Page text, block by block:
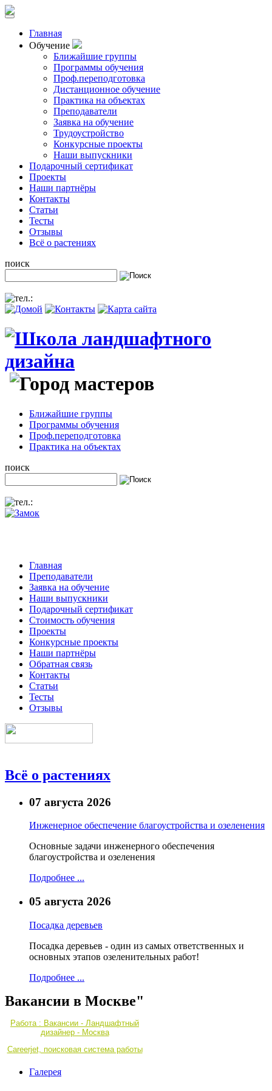
Главная
Обучение
Ближайшие группы
Программы обучения
Проф.переподготовка
Дистанционное обучение
Практика на объектах
Преподаватели
Заявка на обучение
Трудоустройство
Конкурсные проекты
Наши выпускники
Подарочный сертификат
Проекты
Наши партнёры
Контакты
Статьи
Тесты
Отзывы
Всё о растениях
поиск
Ближайшие группы
Программы обучения
Проф.переподготовка
Практика на объектах
поиск
Главная
Преподаватели
Заявка на обучение
Наши выпускники
Подарочный сертификат
Стоимость обучения
Проекты
Конкурсные проекты
Наши партнёры
Обратная связь
Контакты
Статьи
Тесты
Отзывы
Всё о растениях
07 августа 2026
Инженерное обеспечение благоустройства и озеленения
Основные задачи инженерного обеспечения
благоустройства и озеленения
Подробнее ...
05 августа 2026
Посадка деревьев
Посадка деревьев - один из самых ответственных и
основных этапов озеленительных работ!
Подробнее ...
Вакансии в Москве"
Работа : Вакансии - Ландшафтный
дизайнер - Москва
Careerjet, поисковая система работы
Галерея